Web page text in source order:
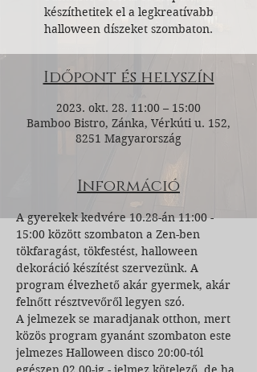
készíthetitek el a legkreatívabb
halloween díszeket szombaton.
Időpont és helyszín
2023. okt. 28. 11:00 – 15:00
Bamboo Bistro, Zánka, Vérkúti u. 152,
8251 Magyarország
Információ
A gyerekek kedvére 10.28-án 11:00 -
15:00 között szombaton a Zen-ben
tökfaragást, tökfestést, halloween
dekoráció készítést szervezünk. A
program élvezhető akár gyermek, akár
felnőtt résztvevőről legyen szó.
A jelmezek se maradjanak otthon, mert
közös program gyanánt szombaton este
jelmezes Halloween disco 20:00-tól